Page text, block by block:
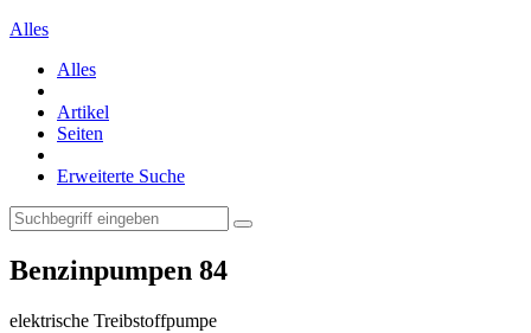
Alles
Alles
Artikel
Seiten
Erweiterte Suche
Benzinpumpen 84
elektrische Treibstoffpumpe